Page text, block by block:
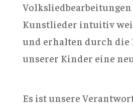
Kunstlieder intuitiv
und erhalten durch
unserer Kinder eine
Es ist unsere